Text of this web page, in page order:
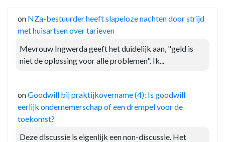
on NZa-bestuurder heeft slapeloze nachten door strijd
met huisartsen over tarieven
Mevrouw Ingwerda geeft het duidelijk aan, "geld is
niet de oplossing voor alle problemen". Ik...
onGoodwill bij praktijkovername (4): Is goodwill
eerlijk ondernemerschap of een drempel voor de
toekomst?
Deze discussie is eigenlijk een non-discussie. Het